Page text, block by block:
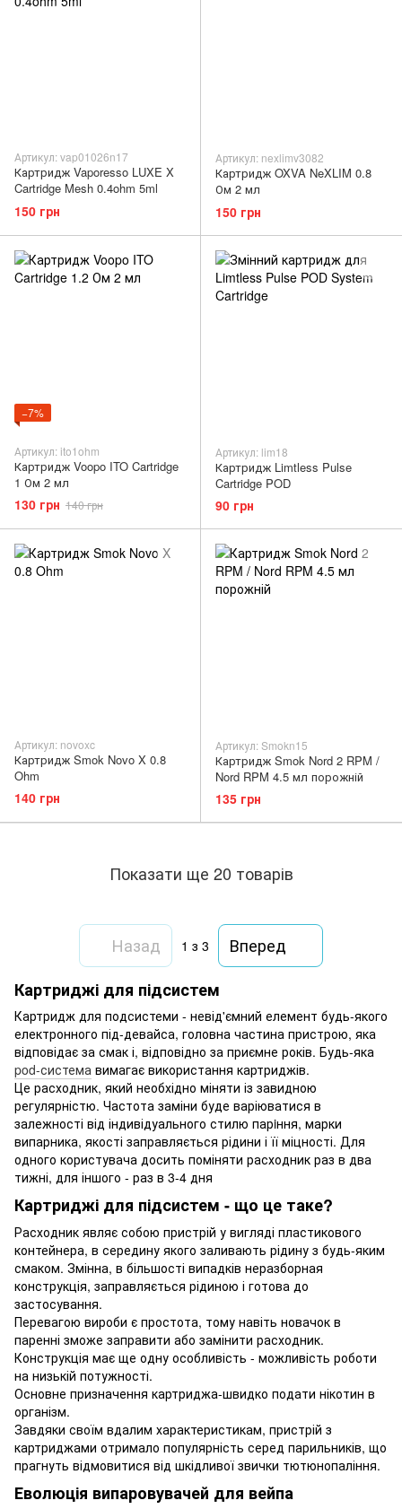
Артикул: vap01026n17
Картридж Vaporesso LUXE X
Cartridge Mesh 0.4ohm 5ml
150 грн
Артикул: nexlimv3082
Картридж OXVA NeXLIM 0.8
Ом 2 мл
150 грн
−7%
Артикул: ito1ohm
Картридж Voopo ITO Cartridge
1 Ом 2 мл
130 грн 140 грн
Артикул: lim18
Картридж Limtless Pulse
Cartridge POD
90 грн
Артикул: novoxc
Картридж Smok Novo X 0.8
Ohm
140 грн
Артикул: Smokn15
Картридж Smok Nord 2 RPM /
Nord RPM 4.5 мл порожній
135 грн
Показати ще 20 товарів
Назад 1 з 3
Вперед
Картриджі для підсистем
Картридж для подсистеми - невід'ємний елемент будь-якого
електронного під-девайса, головна частина пристрою, яка
відповідає за смак і, відповідно за приємне років. Будь-яка
pod-система вимагає використання картриджів.
Це расходник, який необхідно міняти із завидною
регулярністю. Частота заміни буде варіюватися в
залежності від індивідуального стилю парiння, марки
випарника, якості заправляється рідини і її міцності. Для
одного користувача досить поміняти расходник раз в два
тижні, для іншого - раз в 3-4 дня
Картриджі для підсистем - що це таке?
Расходник являє собою пристрій у вигляді пластикового
контейнера, в середину якого заливають рідину з будь-яким
смаком. Змінна, в більшості випадків неразборная
конструкція, заправляється рідиною і готова до
застосування.
Перевагою вироби є простота, тому навіть новачок в
паренні зможе заправити або замінити расходник.
Конструкція має ще одну особливість - можливість роботи
на низькій потужності.
Основне призначення картриджа-швидко подати нікотин в
організм.
Завдяки своїм вдалим характеристикам, пристрій з
картриджами отримало популярність серед парильників, що
прагнуть відмовитися від шкідливої ​​звички тютюнопаління.
Еволюція випаровувачей для вейпа